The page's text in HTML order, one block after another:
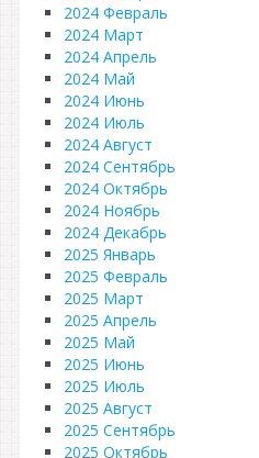
2024 Февраль
2024 Март
2024 Апрель
2024 Май
2024 Июнь
2024 Июль
2024 Август
2024 Сентябрь
2024 Октябрь
2024 Ноябрь
2024 Декабрь
2025 Январь
2025 Февраль
2025 Март
2025 Апрель
2025 Май
2025 Июнь
2025 Июль
2025 Август
2025 Сентябрь
2025 Октябрь